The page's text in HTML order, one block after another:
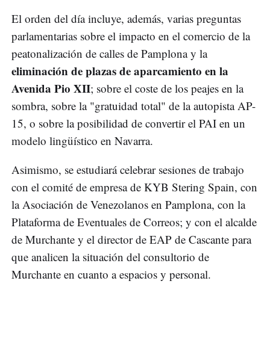
El orden del día incluye, además, varias preguntas
parlamentarias sobre el impacto en el comercio de la
peatonalización de calles de Pamplona y la
eliminación de plazas de aparcamiento en la
Avenida Pio XII; sobre el coste de los peajes en la
sombra, sobre la "gratuidad total" de la autopista AP-
15, o sobre la posibilidad de convertir el PAI en un
modelo lingüístico en Navarra.
Asimismo, se estudiará celebrar sesiones de trabajo
con el comité de empresa de KYB Stering Spain, con
la Asociación de Venezolanos en Pamplona, con la
Plataforma de Eventuales de Correos; y con el alcalde
de Murchante y el director de EAP de Cascante para
que analicen la situación del consultorio de
Murchante en cuanto a espacios y personal.